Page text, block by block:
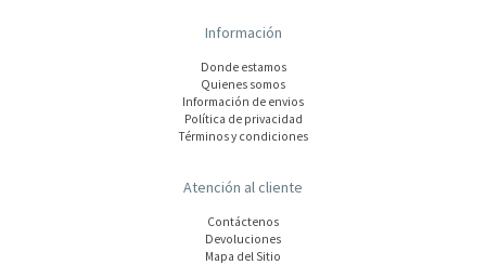
Información
Donde estamos
Quienes somos
Información de envios
Polí­tica de privacidad
Términos y condiciones
Atención al cliente
Contáctenos
Devoluciones
Mapa del Sitio